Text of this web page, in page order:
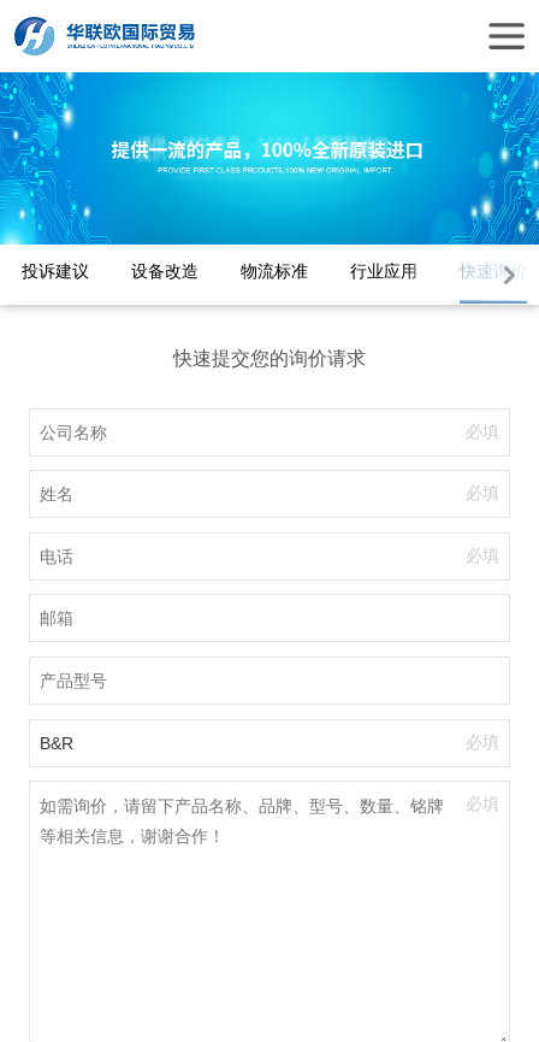
投诉建议 设备改造 物流标准 行业应用 快速询价
快速提交您的询价请求
必填
必填
必填
必填
必填